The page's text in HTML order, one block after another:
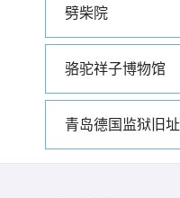
劈柴院
骆驼祥子博物馆